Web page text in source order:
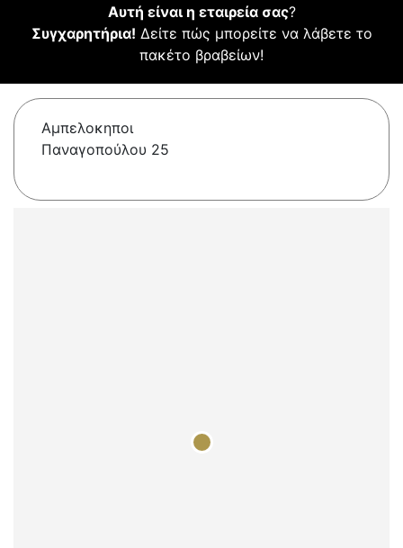
Αυτή είναι η εταιρεία σας?
Συγχαρητήρια! Δείτε πώς μπορείτε να λάβετε το
πακέτο βραβείων!
Αμπελοκηποι
Παναγοπούλου 25